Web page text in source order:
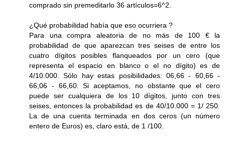
comprado sin premeditarlo 36 artículos=6^2.
¿Qué probabilidad había que eso ocurriera ?
Para una compra aleatoria de no más de 100 € la
probabilidad de que aparezcan tres seises de entre los
cuatro dígitos posibles flanqueados por un cero (que
representa el espacio en blanco o el no dígito) es de
4/10.000. Sólo hay estas posibilidades: 06,66 - 60,66 -
66,06 - 66,60. Si aceptamos, no obstante que el cero
puede ser cualquiera de los 10 dígitos, junto con tres
seises, entonces la probabilidad es de 40/10.000 = 1/ 250.
La de una cuenta terminada en dos ceros (un número
entero de Euros) es, claro está, de 1 /100.